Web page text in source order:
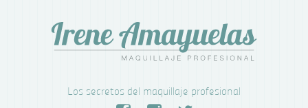
Los secretos del maquillaje profesional